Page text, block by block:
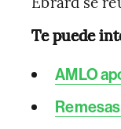
Te puede
AMLO